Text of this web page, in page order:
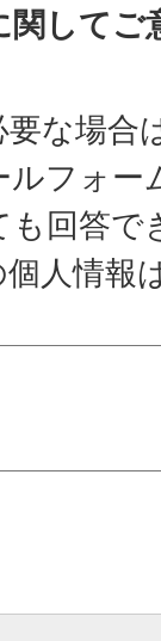
関してご
な場合
ルフォー
も回答
人情報